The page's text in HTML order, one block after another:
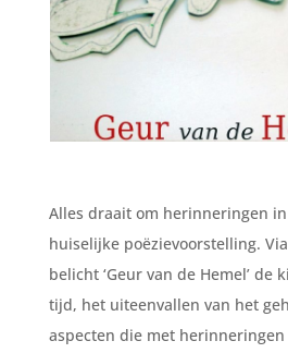
Alles draait om herinneringen
huiselijke poëzievoorstelling.
belicht ‘Geur van de Hemel’ de
tijd, het uiteenvallen van het
aspecten die met herinneringen